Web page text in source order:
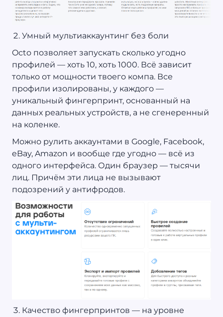
Умный мультиаккаунтинг без боли
Octo позволяет запускать сколько угодно
профилей — хоть 10, хоть 1000. Всё зависит
только от мощности твоего компа. Все
профили изолированы, у каждого —
уникальный фингерпринт, основанный на
данных реальных устройств, а не сгенеренный
на коленке.
Можно рулить аккаунтами в Google, Facebook,
eBay, Amazon и вообще где угодно — всё из
одного интерфейса. Один браузер — тысячи
лиц. Причём эти лица не вызывают
подозрений у антифродов.
Качество фингерпринтов — на уровне